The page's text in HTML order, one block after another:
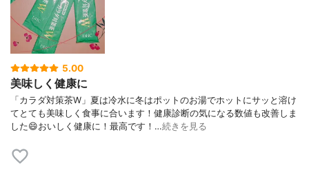
5.00
美味しく健康に
「カラダ対策茶W」夏は冷水に冬はポットのお湯でホットにサッと溶け
てとても美味しく食事に合います！健康診断の気になる数値も改善しま
した😄おいしく健康に！最高です！…続きを見る